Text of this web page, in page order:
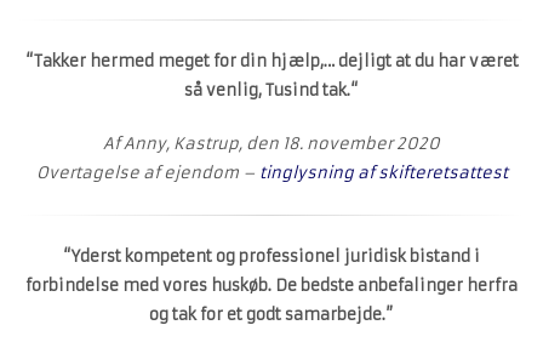
“Takker hermed meget for din hjælp,… dejligt at du har været
så venlig, Tusind tak.“
Af Anny, Kastrup, den 18. november 2020
Overtagelse af ejendom – tinglysning af skifteretsattest
“Yderst kompetent og professionel juridisk bistand i
forbindelse med vores huskøb. De bedste anbefalinger herfra
og tak for et godt samarbejde.”